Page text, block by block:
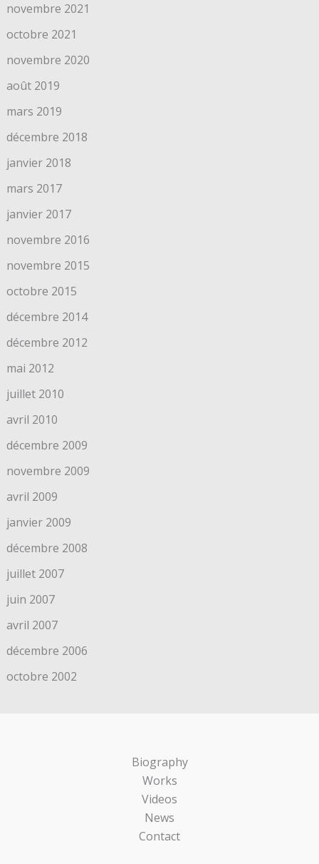
novembre 2021
octobre 2021
novembre 2020
août 2019
mars 2019
décembre 2018
janvier 2018
mars 2017
janvier 2017
novembre 2016
novembre 2015
octobre 2015
décembre 2014
décembre 2012
mai 2012
juillet 2010
avril 2010
décembre 2009
novembre 2009
avril 2009
janvier 2009
décembre 2008
juillet 2007
juin 2007
avril 2007
décembre 2006
octobre 2002
Biography
Works
Videos
News
Contact